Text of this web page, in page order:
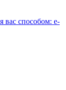
вас способом: e-